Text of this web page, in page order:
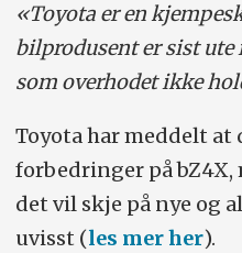
«Toyota er en
bilprodusent er sist ute
som overhodet ikke
Toyota har meddelt at
forbedringer på
det vil skje på nye og
uvisst (les mer her).